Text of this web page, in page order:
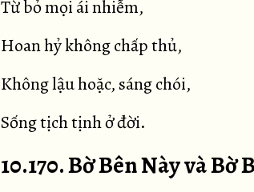
Từ bỏ mọi ái nhiễm,
Hoan hỷ không chấp thủ,
Không lậu hoặc, sáng chói,
Sống tịch tịnh ở đời.
10.170. Bờ Bên Này và Bờ